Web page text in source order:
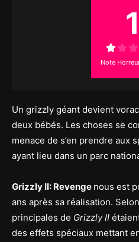
1
Note
Un grizzly géant devient
deux bébés. Les choses se
menace de s’en prendre aux
ayant lieu dans un parc
Grizzly II: Revenge nous est
ans après sa réalisation. Selon
principales de Grizzly II
des effets spéciaux mettant